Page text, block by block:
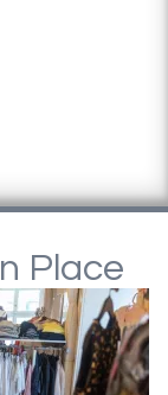
Place